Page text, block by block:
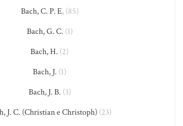
Bach, C. P. E.(85)
Bach, G. C.(1)
Bach, H. (2)
Bach, J. (1)
Bach, J. B.(3)
J. C. (Christian e Christoph) (23)